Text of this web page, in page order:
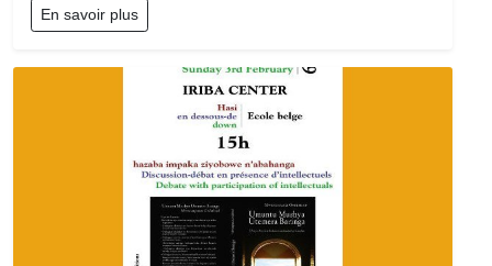
En savoir plus